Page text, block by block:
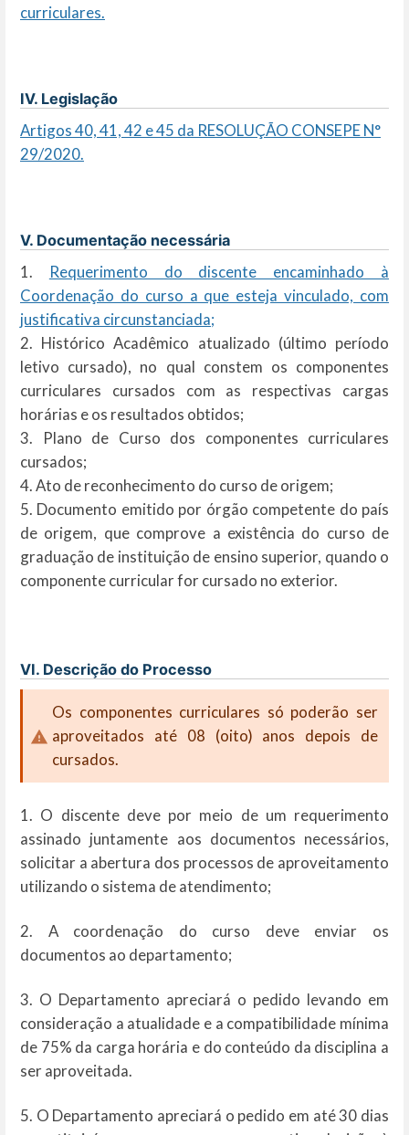
curriculares.
IV. Legislação
Artigos 40, 41, 42 e 45 da RESOLUÇÃO CONSEPE N°
29/2020.
V. Documentação necessária
1.
Requerimento do discente encaminhado à
Coordenação do curso a que esteja vinculado, com
justificativa circunstanciada;
2. Histórico Acadêmico atualizado (último período
letivo cursado), no qual constem os componentes
curriculares cursados com as respectivas cargas
horárias e os resultados obtidos;
3. Plano de Curso dos componentes curriculares
cursados;
4. Ato de reconhecimento do curso de origem;
5. Documento emitido por órgão competente do país
de origem, que comprove a existência do curso de
graduação de instituição de ensino superior, quando o
componente curricular for cursado no exterior.
VI. Descrição do Processo
Os componentes curriculares só poderão ser
aproveitados até 08 (oito) anos depois de
cursados.
1. O discente deve por meio de um requerimento
assinado juntamente aos documentos necessários,
solicitar a abertura dos processos de aproveitamento
utilizando o sistema de atendimento;
2. A coordenação do curso deve enviar os
documentos ao departamento;
3. O Departamento apreciará o pedido levando em
consideração a atualidade e a compatibilidade mínima
de 75% da carga horária e do conteúdo da disciplina a
ser aproveitada.
5. O Departamento apreciará o pedido em até 30 dias